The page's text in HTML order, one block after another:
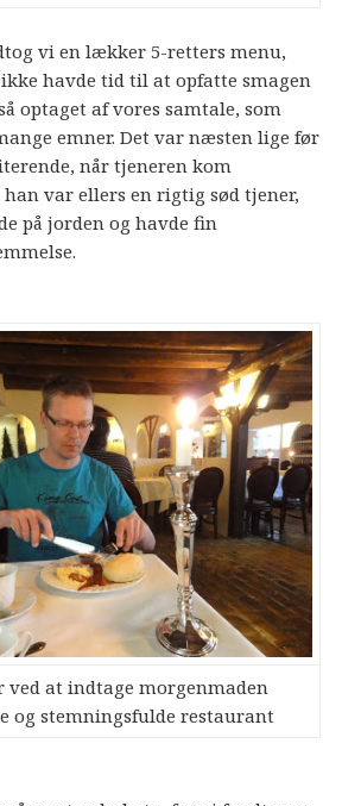
vi en lækker 5-retters menu,
havde tid til at opfatte smagen
optaget af vores samtale, som
emner. Det var næsten lige før
når tjeneren kom
han var ellers en rigtig sød tjener,
på jorden og havde fin
ved at indtage morgenmaden
og stemningsfulde restaurant